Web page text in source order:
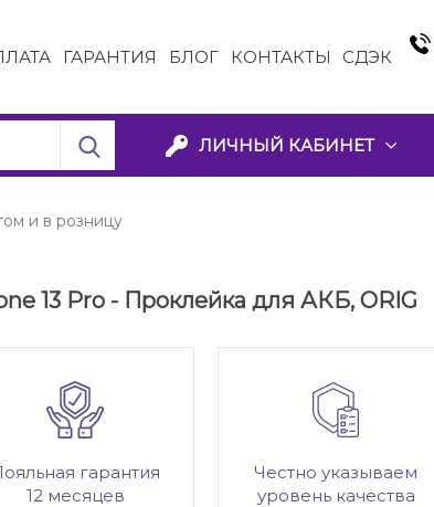
ГАРАНТИЯ БЛОГ КОНТАКТЫ СДЭК
ЛИЧНЫЙ КАБИНЕТ
и в розницу
13 Pro - Проклейка для АКБ, ORIG
гарантия
12 месяцев
Честно указываем
уровень качества